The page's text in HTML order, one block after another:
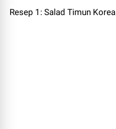
Resep 1: Salad Timun Korea